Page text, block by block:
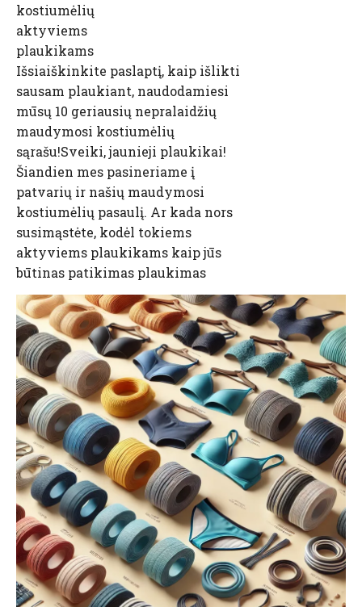
kostiumėlių
aktyviems
plaukikams
Išsiaiškinkite paslaptį, kaip išlikti
sausam plaukiant, naudodamiesi
mūsų 10 geriausių nepralaidžių
maudymosi kostiumėlių
sąrašu!Sveiki, jaunieji plaukikai!
Šiandien mes pasineriame į
patvarių ir našių maudymosi
kostiumėlių pasaulį. Ar kada nors
susimąstėte, kodėl tokiems
aktyviems plaukikams kaip jūs
būtinas patikimas plaukimas